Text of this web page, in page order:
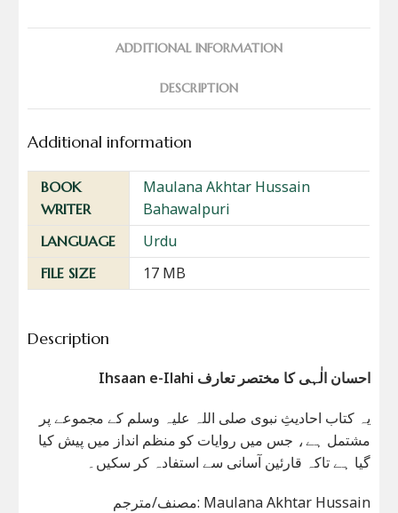
ADDITIONAL INFORMATION
DESCRIPTION
Additional information
BOOK
WRITER
Maulana Akhtar Hussain
Bahawalpuri
LANGUAGE Urdu
FILE SIZE 17 MB
Description
Ihsaan e-Ilahi احسان الٰہی کا مختصر تعارف
یہ کتاب احادیثِ نبوی صلی اللہ علیہ وسلم کے مجموعے پر
مشتمل ہے، جس میں روایات کو منظم انداز میں پیش کیا
گیا ہے تاکہ قارئین آسانی سے استفادہ کر سکیں۔
مصنف/مترجم: Maulana Akhtar Hussain